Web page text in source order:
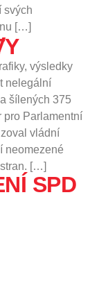
svých
[…]
výsledky
nelegální
šílených 375
pro Parlamentní
vládní
neomezené
[…]
SPD